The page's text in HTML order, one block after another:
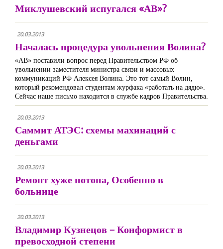
Миклушевский испугался «АВ»?
20.03.2013
Началась процедура увольнения Волина?
«АВ» поставили вопрос перед Правительством РФ об
увольнении заместителя министра связи и массовых
коммуникаций РФ Алексея Волина. Это тот самый Волин,
который рекомендовал студентам журфака «работать на дядю».
Сейчас наше письмо находится в службе кадров Правительства.
20.03.2013
Саммит АТЭС: схемы махинаций с
деньгами
20.03.2013
Ремонт хуже потопа, Особенно в
больнице
20.03.2013
Владимир Кузнецов – Конформист в
превосходной степени